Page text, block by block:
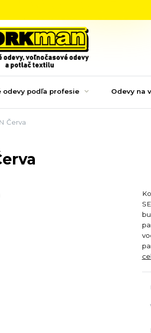
odevy podľa profesie Odevy na
Červa